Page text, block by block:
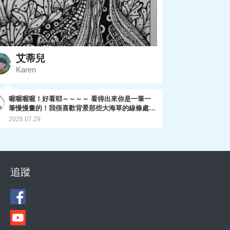
艾蒂兒
Karen
喔喔喔喔！好看耶～～～～ 看得出來你是一筆一
筆慢慢畫的！我很喜歡背景那些大海草的線條處
理，還有前方海草的螺旋線條感～ 整體很細緻耶
2026.07.29
追蹤